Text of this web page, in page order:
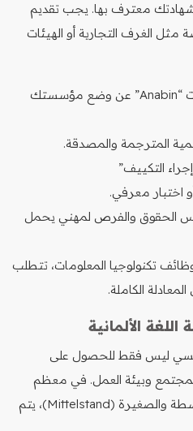
شهادتك معترف بها. يجب تقديم
الغرف التجارية أو الهيئات
ابدأ بالبحث في قاعدة بيانات “Anabin” عن وضع مؤسستك
المترجمة والمصدقة.
التكييف”
الحقوق والفرص لمهني يحمل
تكنولوجيا المعلومات، تتطلب
الكاملة.
الألمانية
ليس فقط للحصول على
وبيئة العمل. في معظم
الشركات الألمانية، وخاصة المتوسطة والصغيرة (Mittelstand)، يتم